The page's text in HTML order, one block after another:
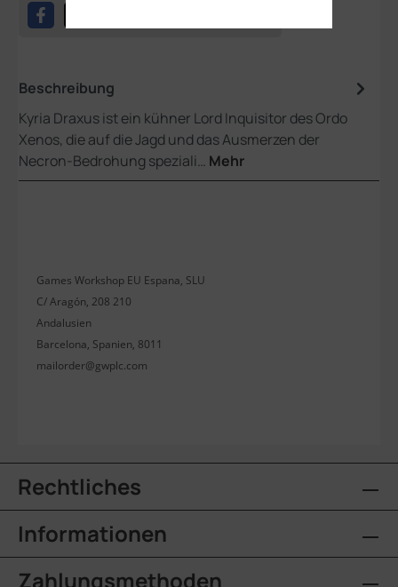
Beschreibung
Kyria Draxus ist ein kühner Lord Inquisitor des Ordo
Xenos, die auf die Jagd und das Ausmerzen der
Necron-Bedrohung speziali… Mehr
Games Workshop EU Espana, SLU
C/ Aragón, 208 210
Andalusien
Barcelona, Spanien, 8011
mailorder@gwplc.com
Rechtliches
Informationen
Zahlungsmethoden